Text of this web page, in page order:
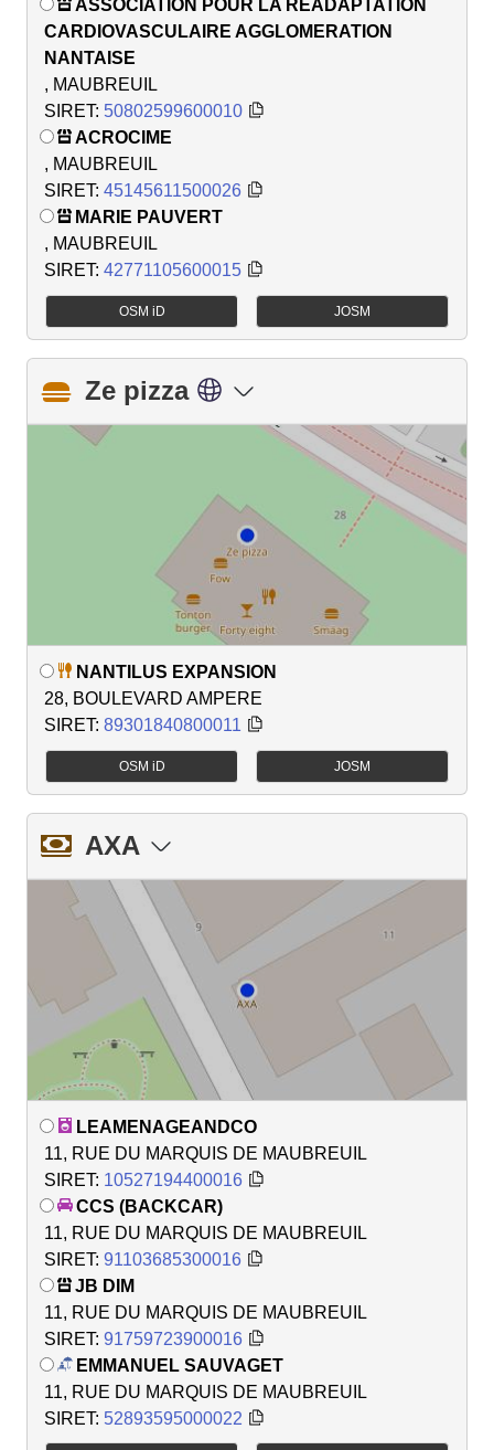
ASSOCIATION POUR LA READAPTATION
CARDIOVASCULAIRE AGGLOMERATION
NANTAISE
, MAUBREUIL
SIRET: 50802599600010
ACROCIME
, MAUBREUIL
SIRET: 45145611500026
MARIE PAUVERT
, MAUBREUIL
SIRET: 42771105600015
OSM iD JOSM
Ze pizza
NANTILUS EXPANSION
28, BOULEVARD AMPERE
SIRET: 89301840800011
OSM iD JOSM
AXA
LEAMENAGEANDCO
11, RUE DU MARQUIS DE MAUBREUIL
SIRET: 10527194400016
CCS (BACKCAR)
11, RUE DU MARQUIS DE MAUBREUIL
SIRET: 91103685300016
JB DIM
11, RUE DU MARQUIS DE MAUBREUIL
SIRET: 91759723900016
EMMANUEL SAUVAGET
11, RUE DU MARQUIS DE MAUBREUIL
SIRET: 52893595000022